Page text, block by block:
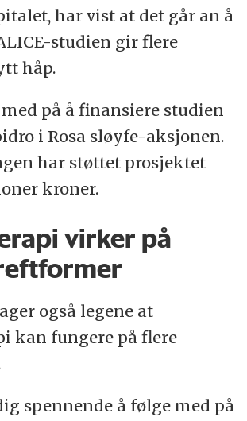
flere få nytte av den.
har vist at det går an å
studien gir flere
håp.
på å finansiere studien
i Rosa sløyfe-aksjonen.
har støttet prosjektet
kroner.
virker på
også legene at
kan fungere på flere
spennende å følge med på